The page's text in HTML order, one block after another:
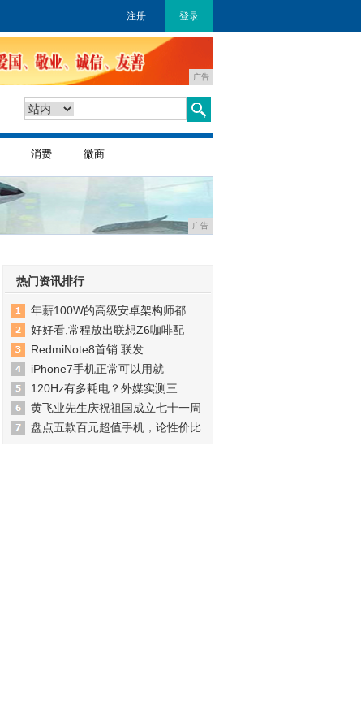
注册 登录
广告
消费 微商
广告
热门资讯排行
年薪100W的高级安卓架构师都
好好看,常程放出联想Z6咖啡配
RedmiNote8首销:联发
iPhone7手机正常可以用就
120Hz有多耗电？外媒实测三
黄飞业先生庆祝祖国成立七十一周
盘点五款百元超值手机，论性价比